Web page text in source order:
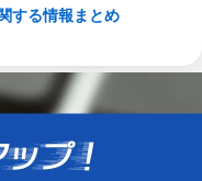
する情報まとめ